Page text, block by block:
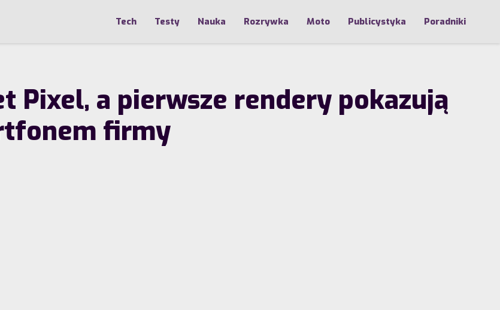
Tech Testy Nauka Rozrywka Moto Publicystyka Poradniki
Pixel, a pierwsze rendery pokazują
firmy